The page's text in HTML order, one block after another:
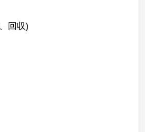
回収)